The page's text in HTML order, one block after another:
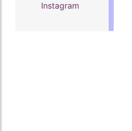
Instagram